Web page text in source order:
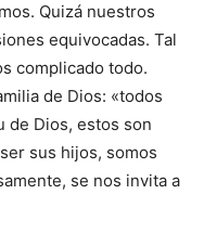
Quizá nuestros
equivocadas. Tal
complicado todo.
de Dios: «todos
de Dios, estos son
sus hijos, somos
se nos invita a